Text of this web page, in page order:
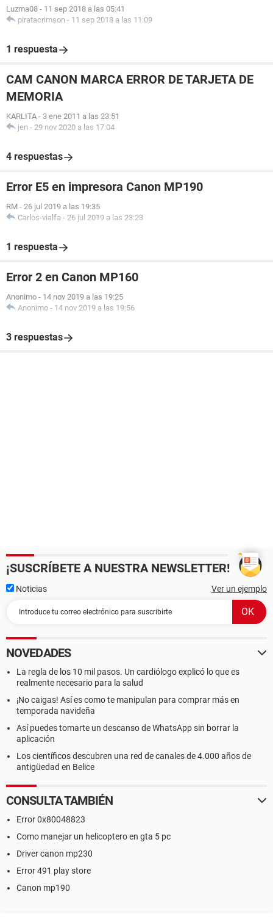
Luzma08 - 11 sep 2018 a las 05:41
piratacrimson - 11 sep 2018 a las 11:09
1 respuesta
CAM CANON MARCA ERROR DE TARJETA DE
MEMORIA
KARLITA - 3 ene 2011 a las 23:51
jen - 29 nov 2020 a las 17:04
4 respuestas
Error E5 en impresora Canon MP190
RM - 26 jul 2019 a las 19:35
Carlos-vialfa - 26 jul 2019 a las 23:23
1 respuesta
Error 2 en Canon MP160
Anonimo - 14 nov 2019 a las 19:25
Anonimo - 14 nov 2019 a las 19:56
3 respuestas
¡SUSCRÍBETE A NUESTRA NEWSLETTER!
Noticias Ver un ejemplo
NOVEDADES
La regla de los 10 mil pasos. Un cardiólogo explicó lo que es
realmente necesario para la salud
¡No caigas! Así es como te manipulan para comprar más en
temporada navideña
Así puedes tomarte un descanso de WhatsApp sin borrar la
aplicación
Los científicos descubren una red de canales de 4.000 años de
antigüedad en Belice
CONSULTA TAMBIÉN
Error 0x80048823
Como manejar un helicoptero en gta 5 pc
Driver canon mp230
Error 491 play store
Canon mp190